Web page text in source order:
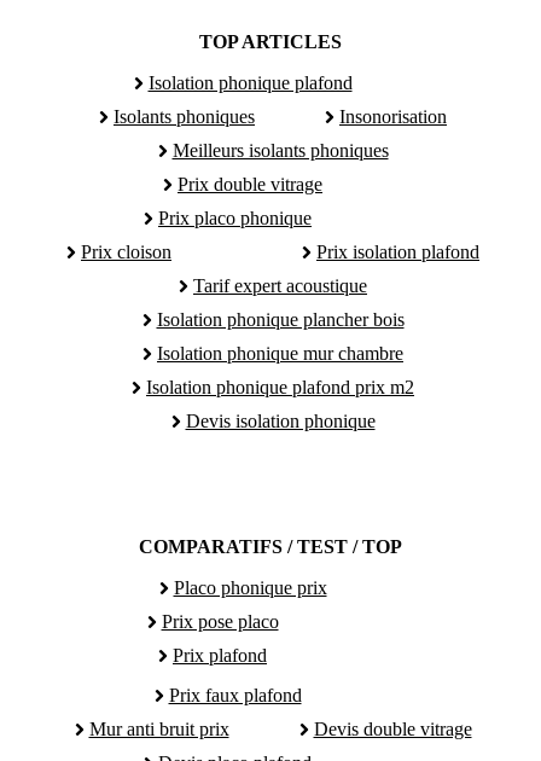
TOP ARTICLES
Isolation phonique plafond
Isolants phoniques
Insonorisation
Meilleurs isolants phoniques
Prix double vitrage
Prix placo phonique
Prix cloison
Prix isolation plafond
Tarif expert acoustique
Isolation phonique plancher bois
Isolation phonique mur chambre
Isolation phonique plafond prix m2
Devis isolation phonique
COMPARATIFS / TEST / TOP
Placo phonique prix
Prix pose placo
Prix plafond
Prix faux plafond
Mur anti bruit prix
Devis double vitrage